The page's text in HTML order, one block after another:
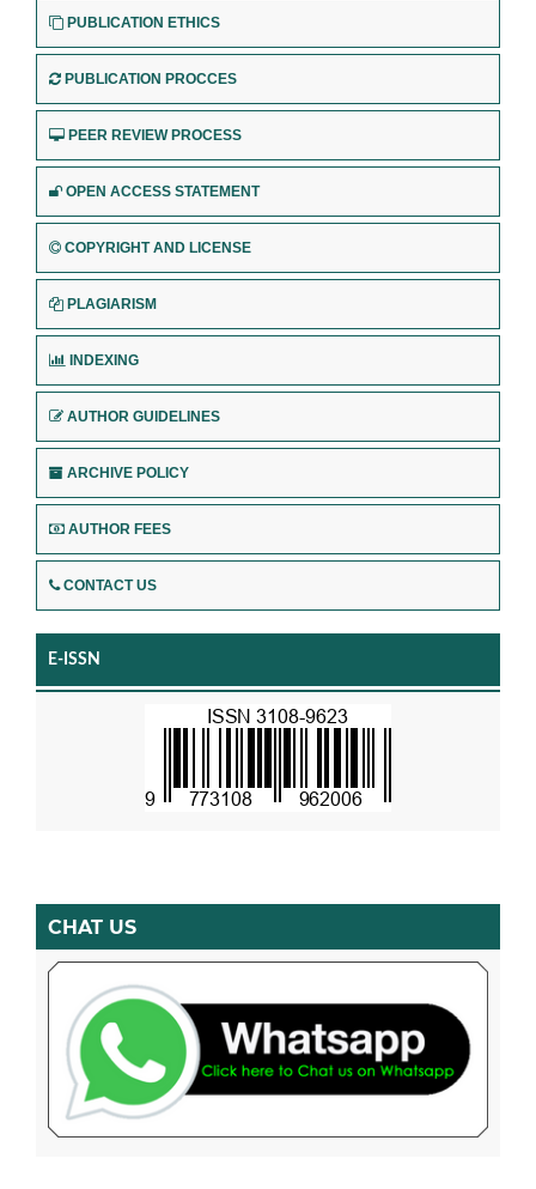
PUBLICATION ETHICS
PUBLICATION PROCCES
PEER REVIEW PROCESS
OPEN ACCESS STATEMENT
COPYRIGHT AND LICENSE
PLAGIARISM
INDEXING
AUTHOR GUIDELINES
ARCHIVE POLICY
AUTHOR FEES
CONTACT US
E-ISSN
CHAT US